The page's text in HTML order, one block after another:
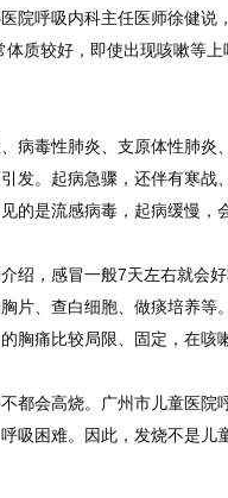
院呼吸内科主任医师徐健
质较好，即使出现咳嗽等
病毒性肺炎、支原体性肺
发。起病急骤，还伴有寒
的是流感病毒，起病缓慢，
绍，感冒一般7天左右就会
片、查白细胞、做痰培养
胸痛比较局限、固定，在咳
都会高烧。广州市儿童医院
吸困难。因此，发烧不是